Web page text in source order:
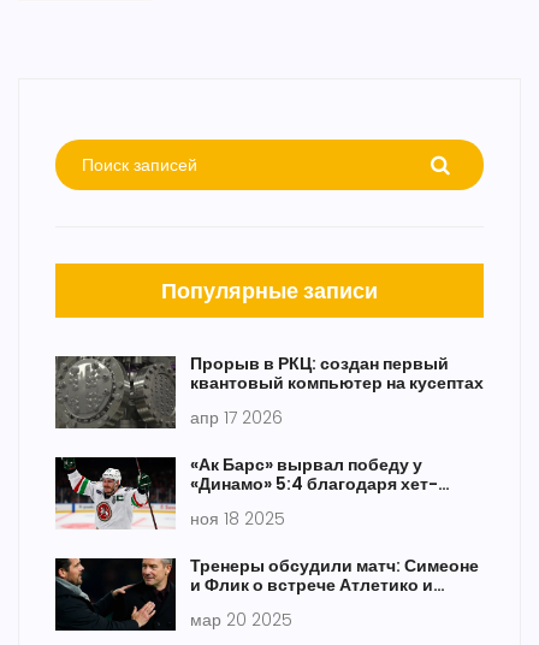
Популярные записи
Прорыв в РКЦ: создан первый
квантовый компьютер на кусептах
апр 17 2026
«Ак Барс» вырвал победу у
«Динамо» 5:4 благодаря хет-
ноя 18 2025
Тренеры обсудили матч: Симеоне
и Флик о встрече Атлетико и
мар 20 2025